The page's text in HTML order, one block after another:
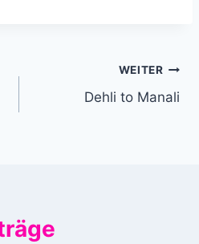
WEITER
Dehli to Manali